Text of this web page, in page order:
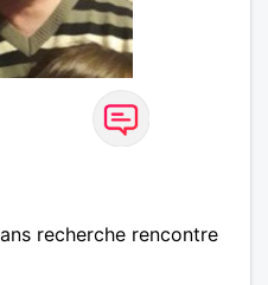
recherche rencontre